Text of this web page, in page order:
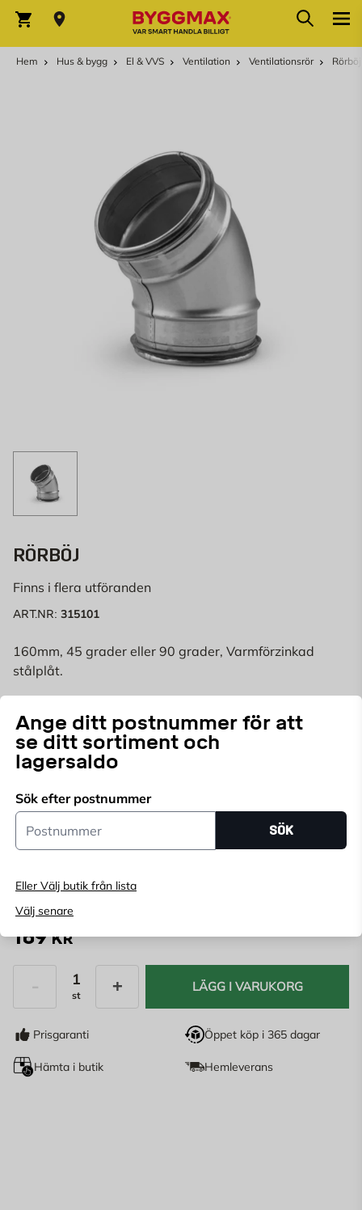
Ange ditt postnummer för att
se ditt sortiment och
lagersaldo
Sök efter postnummer
Postnummer
SÖK
Eller Välj butik från lista
Välj senare
Varukorg Sök
Hem Hus & bygg El & VVS Ventilation Ventilationsrör Rörböj
RÖRBÖJ
Finns i flera utföranden
ART.NR: 315101
160mm, 45 grader eller 90 grader, Varmförzinkad
stålplåt.
Välj butik
Välj butik för att se lagerstatus
Angepostnummerför att se lagerstatus
169 KR
st
LÄGG I VARUKORG
Prisgaranti Öppet köp i 365 dagar
Hämta i butik Hemleverans